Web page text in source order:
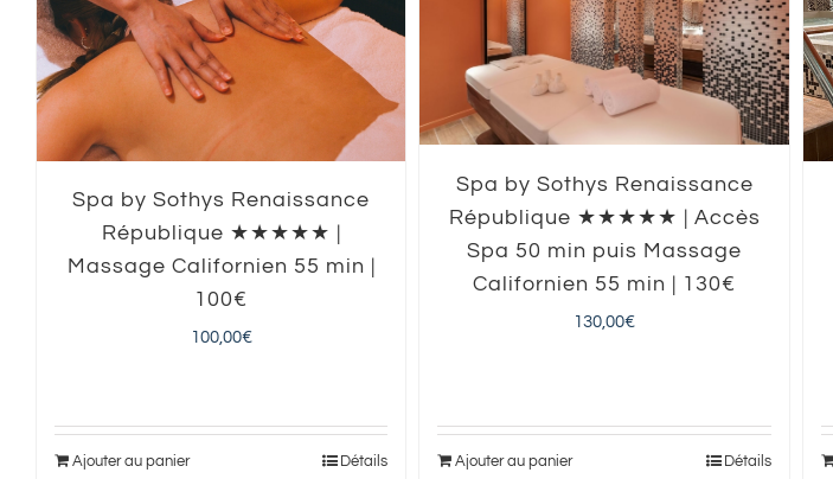
Spa by Sothys Renaissance
République ★★★★★ |
Massage Californien 55 min |
100€
100,00€
Ajouter au panier Détails
Spa by Sothys Renaissance
République ★★★★★ | Accès
Spa 50 min puis Massage
Californien 55 min | 130€
130,00€
Ajouter au panier Détails